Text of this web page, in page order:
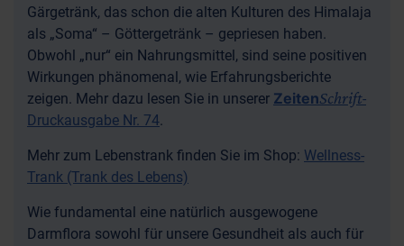
Gärgetränk, das schon die alten Kulturen des Himalaja
als „Soma“ – Göttergetränk – gepriesen haben.
Obwohl „nur“ ein Nahrungsmittel, sind seine positiven
Wirkungen phänomenal, wie Erfahrungsberichte
zeigen. Mehr dazu lesen Sie in unserer ZeitenSchrift-
Druckausgabe Nr. 74.
Mehr zum Lebenstrank finden Sie im Shop: Wellness-
Trank (Trank des Lebens)
Wie fundamental eine natürlich ausgewogene
Darmflora sowohl für unsere Gesundheit als auch für